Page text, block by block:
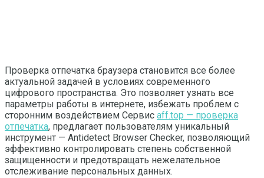
Проверка отпечатка браузера становится все более
актуальной задачей в условиях современного
цифрового пространства. Это позволяет узнать все
параметры работы в интернете, избежать проблем с
сторонним воздействием Сервис aff.top — проверка
отпечатка, предлагает пользователям уникальный
инструмент — Antidetect Browser Checker, позволяющий
эффективно контролировать степень собственной
защищенности и предотвращать нежелательное
отслеживание персональных данных.